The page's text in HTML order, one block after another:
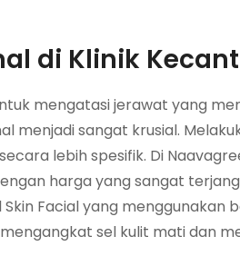
di Klinik
mengatasi jerawat yang
menjadi sangat krusial.
lebih spesifik. Di
harga yang sangat
Facial yang menggunakan
sel kulit mati dan